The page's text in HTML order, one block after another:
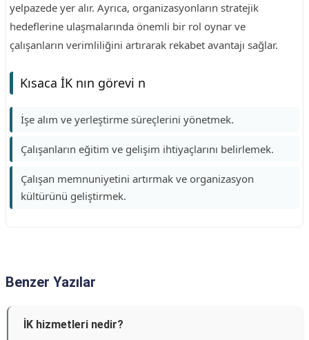
yelpazede yer alır. Ayrıca, organizasyonların stratejik
hedeflerine ulaşmalarında önemli bir rol oynar ve
çalışanların verimliliğini artırarak rekabet avantajı sağlar.
Kısaca İK nın görevi n
İşe alım ve yerleştirme süreçlerini yönetmek.
Çalışanların eğitim ve gelişim ihtiyaçlarını belirlemek.
Çalışan memnuniyetini artırmak ve organizasyon
kültürünü geliştirmek.
Benzer Yazılar
İK hizmetleri nedir?